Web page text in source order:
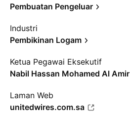
Pembuatan Pengeluar
Industri
Pembikinan Logam
Ketua Pegawai Eksekutif
Nabil Hassan Mohamed Al Amir
Laman Web
unitedwires.com.sa